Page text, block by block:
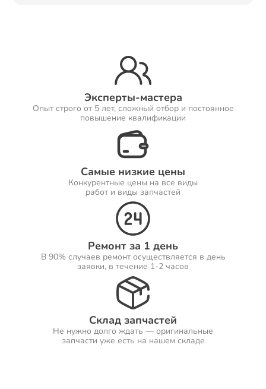
Эксперты-мастера
Опыт строго от 5 лет, сложный отбор и постоянное
повышение квалификации
Самые низкие цены
Конкурентные цены на все виды
работ и виды запчастей
Ремонт за 1 день
В 90% случаев ремонт осуществляется в день
заявки, в течение 1-2 часов
Склад запчастей
Не нужно долго ждать — оригинальные
запчасти уже есть на нашем складе
Ремонт Принтеров
Ремонт Саундбаров
Ремонт VR систем
Ремонт Сабвуферов
Ремонт Посудомоечных машин
Ремонт Холодильников